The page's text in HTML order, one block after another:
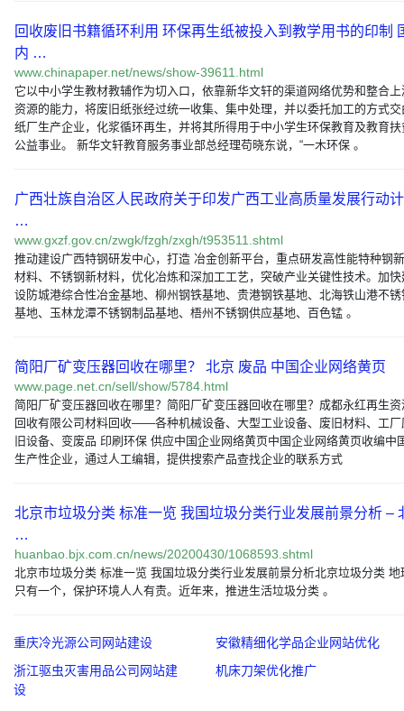
回收废旧书籍循环利用 环保再生纸被投入到教学用书的印制
内 …
www.chinapaper.net/news/show-39611.html
它以中小学生教材教辅作为切入口，依靠新华文轩的渠道网络优势和整合上
资源的能力，将废旧纸张经过统一收集、集中处理，并以委托加工的方式交
纸厂生产企业，化浆循环再生，并将其所得用于中小学生环保教育及教育扶
公益事业。 新华文轩教育服务事业部总经理苟晓东说，“一木环保 。
广西壮族自治区人民政府关于印发广西工业高质量发展行动计
…
www.gxzf.gov.cn/zwgk/fzgh/zxgh/t953511.shtml
推动建设广西特钢研发中心，打造 冶金创新平台，重点研发高性能特种钢新
材料、不锈钢新材料，优化冶炼和深加工工艺，突破产业关键性技术。加快
设防城港综合性冶金基地、柳州钢铁基地、贵港钢铁基地、北海铁山港不锈
基地、玉林龙潭不锈钢制品基地、梧州不锈钢供应基地、百色锰 。
简阳厂矿变压器回收在哪里？ 北京 废品 中国企业网络黄页
www.page.net.cn/sell/show/5784.html
简阳厂矿变压器回收在哪里？简阳厂矿变压器回收在哪里？成都永红再生资
回收有限公司材料回收——各种机械设备、大型工业设备、废旧材料、工厂
旧设备、变废品 印刷环保 供应中国企业网络黄页中国企业网络黄页收编中
生产性企业，通过人工编辑，提供搜索产品查找企业的联系方式
北京市垃圾分类 标准一览 我国垃圾分类行业发展前景分析 –
…
huanbao.bjx.com.cn/news/20200430/1068593.shtml
北京市垃圾分类 标准一览 我国垃圾分类行业发展前景分析北京垃圾分类 地
只有一个，保护环境人人有责。近年来，推进生活垃圾分类 。
重庆冷光源公司网站建设
安徽精细化学品企业网站优化
浙江驱虫灭害用品公司网站建
设
机床刀架优化推广